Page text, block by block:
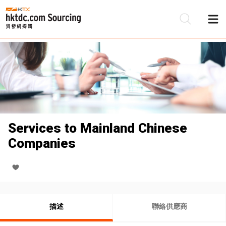
Services to Mainland Chinese
Companies
描述 聯絡供應商